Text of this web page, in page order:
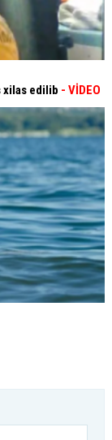
xilas edilib - VİDEO